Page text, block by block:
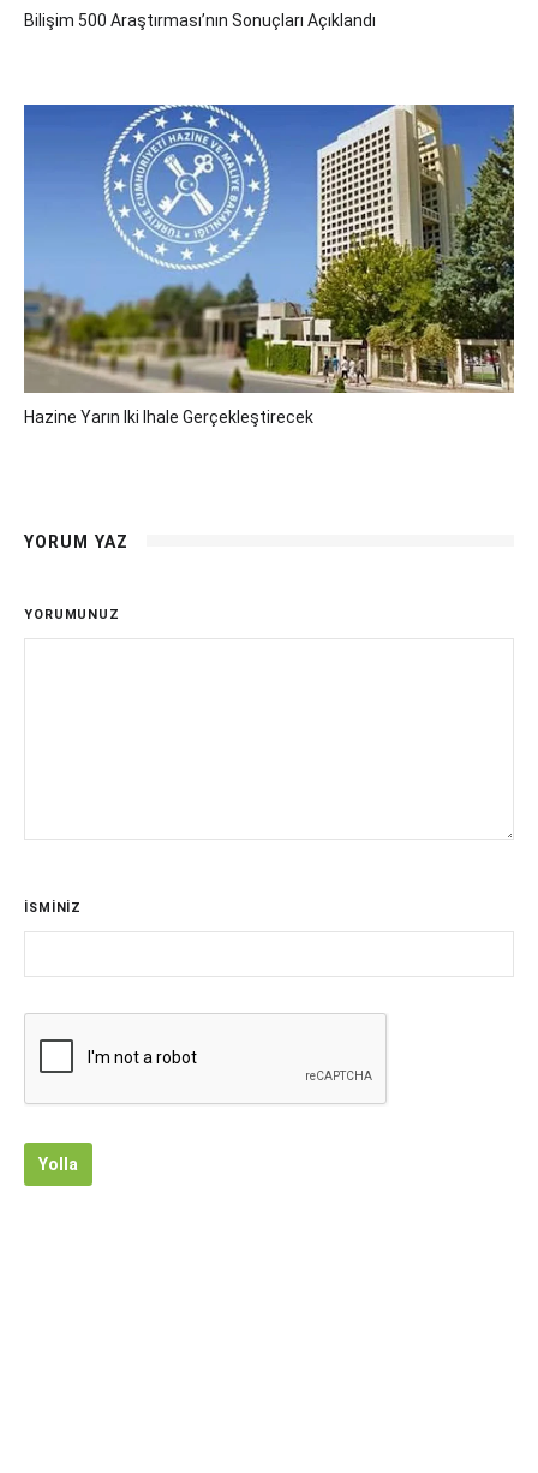
Bilişim 500 Araştırması’nın Sonuçları Açıklandı
Hazine Yarın Iki Ihale Gerçekleştirecek
YORUM YAZ
YORUMUNUZ
İSMİNİZ
Yolla